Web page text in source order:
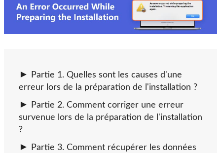
Partie 1. Quelles sont les causes d'une
erreur lors de la préparation de l'installation ?
Partie 2. Comment corriger une erreur
survenue lors de la préparation de l'installation
?
Partie 3. Comment récupérer les données